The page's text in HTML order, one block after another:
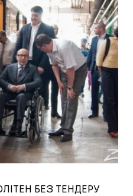
БЕЗ ТЕНДЕРУ